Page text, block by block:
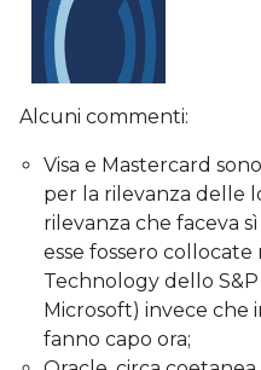
Alcuni commenti:
Visa e Mastercard
per la rilevanza delle
rilevanza che faceva
esse fossero
Technology dello
Microsoft) invece che
fanno capo ora;